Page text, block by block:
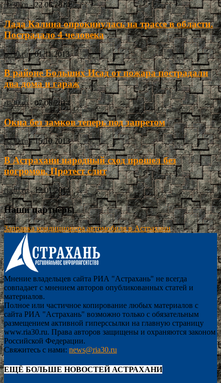
ria30.ru - 22.06.2014
Лада Калина опрокинулась на трассе в области.
Пострадало 4 человека
ria30.ru - 01.11.2013
В районе Больших Исад от пожара пострадали
два дома и гараж
ria30.ru - 07.06.2014
Окна без замков теперь под запретом
ria30.ru - 15.10.2013
В Астрахани народный сход прошел без
погромов. Протест слит
ria30.ru - 12.01.2014
Наши партнёры
Заправка кондиционера автомобиля в Астрахани
Мнение владельцев сайта РИА "Астрахань" не всегда
совпадает с мнением авторов опубликованных статей и
материалов.
Полное или частичное копирование любых материалов с
сайта РИА "Астрахань" возможно только с обязательным
размещением активной гиперссылки на главную страницу
www.ria30.ru. Права авторов защищены и охраняются законом
Российской Федерации.
Свяжитесь с нами: news@ria30.ru
ЕЩЁ БОЛЬШЕ НОВОСТЕЙ АСТРАХАНИ